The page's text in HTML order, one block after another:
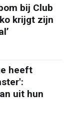
bij Club
krijgt zijn
heeft
uit hun